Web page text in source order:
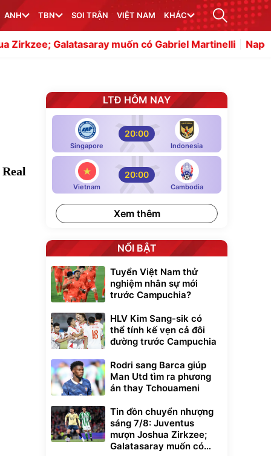
ANH TBN SOI TRẬN VIỆT NAM KHÁC
muốn có Gabriel Martinelli Napoli cân nhắc
LTĐ HÔM NAY
Singapore
20:00
Indonesia
Vietnam
20:00
Cambodia
Xem thêm
NỔI BẬT
Tuyển Việt Nam thử
nghiệm nhân sự mới
trước Campuchia?
HLV Kim Sang-sik có
thể tính kế vẹn cả đôi
đường trước Campuchia
Rodri sang Barca giúp
Man Utd tìm ra phương
án thay Tchouameni
Tin đồn chuyển nhượng
sáng 7/8: Juventus
mượn Joshua Zirkzee;
Galatasaray muốn có